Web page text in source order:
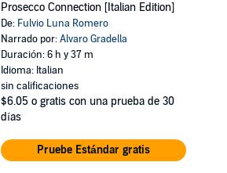
Prosecco Connection [Italian Edition]
De: Fulvio Luna Romero
Narrado por:Alvaro Gradella
Duración: 6 h y 37 m
Idioma: Italian
sin calificaciones
$6.05 o gratis con una prueba de 30
días
Pruebe Estándar gratis